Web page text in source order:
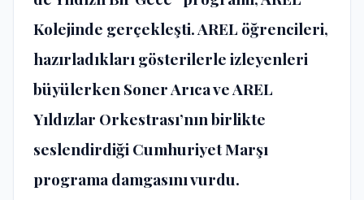
Kolejinde gerçekleşti. AREL öğrencileri,
hazırladıkları gösterilerle izleyenleri
büyülerken Soner Arıca ve AREL
Yıldızlar Orkestrası’nın birlikte
seslendirdiği Cumhuriyet Marşı
programa damgasını vurdu.